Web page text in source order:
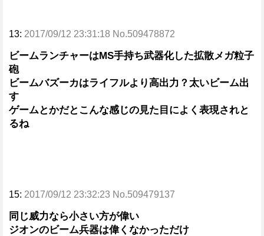
13: 2017/09/12 23:31:18 No.509478872
ビームランチャーはMS手持ち武器化した拡散メガ粒子
砲
ビームバズーカはライフルより高出力？太いビーム出
す
ゲームとかだとこんな感じの見た目によく表現されと
るね
15: 2017/09/12 23:32:23 No.509479137
同じ威力なら小さい方が偉い
ジオンのビーム兵器は偉くなかっただけ